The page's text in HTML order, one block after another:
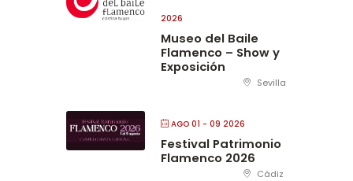
2026
Museo del Baile
Flamenco – Show y
Exposición
Sevilla
AGO 01 - 09 2026
Festival Patrimonio
Flamenco 2026
Cádiz